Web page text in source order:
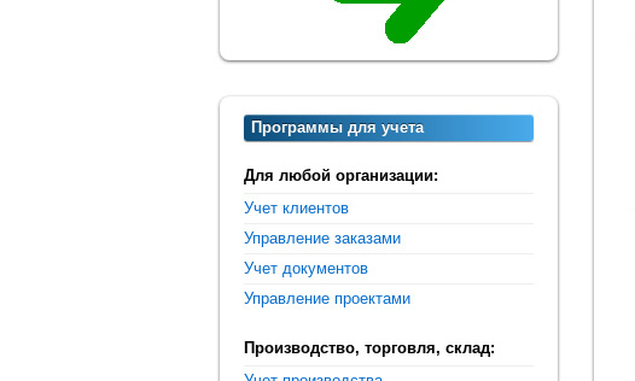
Программы для учета
Для любой организации:
Учет клиентов
Управление заказами
Учет документов
Управление проектами
Производство, торговля, склад: